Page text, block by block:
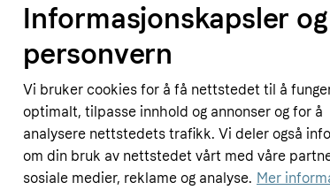
Informasjonskapsler og
personvern
Vi bruker cookies for å få nettstedet til å
optimalt, tilpasse innhold og annonser og for å
analysere nettstedets trafikk. Vi deler også
om din bruk av nettstedet vårt med våre
sosiale medier, reklame og analyse. Mer